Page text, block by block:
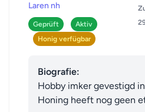
Laren nh
Geprüft
Aktiv
Honig verfügbar
Biografie:
Hobby imker gevestigd
Honing heeft nog geen